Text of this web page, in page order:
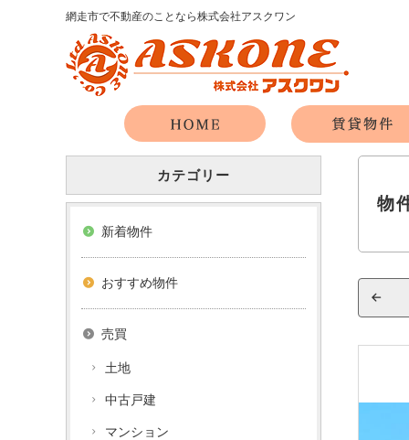
網走市で不動産のことなら株式会社アスクワン
物
カテゴリー
新着物件
おすすめ物件
売買
土地
中古戸建
マンション